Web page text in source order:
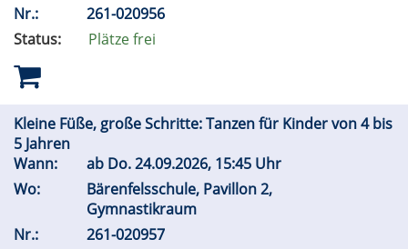
Nr.:
261-020956
Status:
Plätze frei
Kleine Füße, große Schritte: Tanzen für Kinder von 4 bis
5 Jahren
Wann:
ab Do.24.09.2026, 15:45 Uhr
Wo:
Bärenfelsschule, Pavillon 2,
Gymnastikraum
Nr.:
261-020957